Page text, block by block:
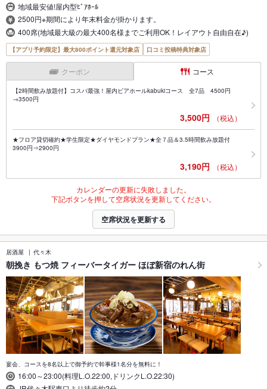
地域最安値!屋内型ﾋﾞｱﾎｰﾙ
2500円※期間により年末料金が掛かります。
400席(地域最大級の最大400名様までご利用OK！レイアウト自由自在♪)
【アプリ予約限定】最大800ポイント還元対象店 口コミ投稿特典対象店
クーポン コース
【2時間飲み放題付】コスパ最強！屋内ビアホールkabukiコース 全7品 4500円
→3500円
3,500円 （税込）
★フロア貸切確約★学生限定★ダイヤモンドプラン★全７品＆3.5時間飲み放題付
3900円⇒2900円
3,190円 （税込）
カレンダーの更新に失敗しました。
下記ボタンを押して空席状況を更新してください。
空席状況を更新する
居酒屋 代々木
朝挽き もつ焼 フィーバータイガー ほぼ新宿のれん街
宴会、コースを8名以上で御予約で幹事様1名分を無料に！
16:00～23:00(料理L.O.22:00,ドリンクL.O.22:30)